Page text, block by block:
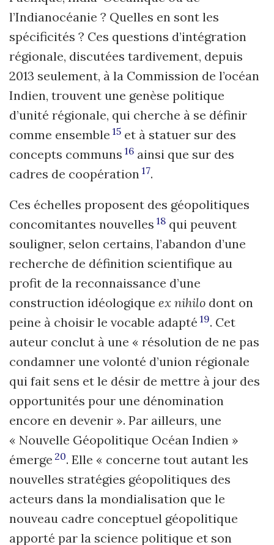
l’Indianocéanie ? Quelles en sont les
spécificités ? Ces questions d’intégration
régionale, discutées tardivement, depuis
2013 seulement, à la Commission de l’océan
Indien, trouvent une genèse politique
d’unité régionale, qui cherche à se définir
comme ensemble 15 et à statuer sur des
concepts communs 16 ainsi que sur des
cadres de coopération 17.
Ces échelles proposent des géopolitiques
concomitantes nouvelles 18 qui peuvent
souligner, selon certains, l’abandon d’une
recherche de définition scientifique au
profit de la reconnaissance d’une
construction idéologique ex nihilo dont on
peine à choisir le vocable adapté 19. Cet
auteur conclut à une « résolution de ne pas
condamner une volonté d’union régionale
qui fait sens et le désir de mettre à jour des
opportunités pour une dénomination
encore en devenir ». Par ailleurs, une
« Nouvelle Géopolitique Océan Indien »
émerge 20. Elle « concerne tout autant les
nouvelles stratégies géopolitiques des
acteurs dans la mondialisation que le
nouveau cadre conceptuel géopolitique
apporté par la science politique et son